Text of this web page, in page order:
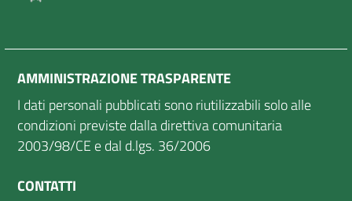
AMMINISTRAZIONE TRASPARENTE
I dati personali pubblicati sono riutilizzabili solo alle
condizioni previste dalla direttiva comunitaria
2003/98/CE e dal d.lgs. 36/2006
CONTATTI